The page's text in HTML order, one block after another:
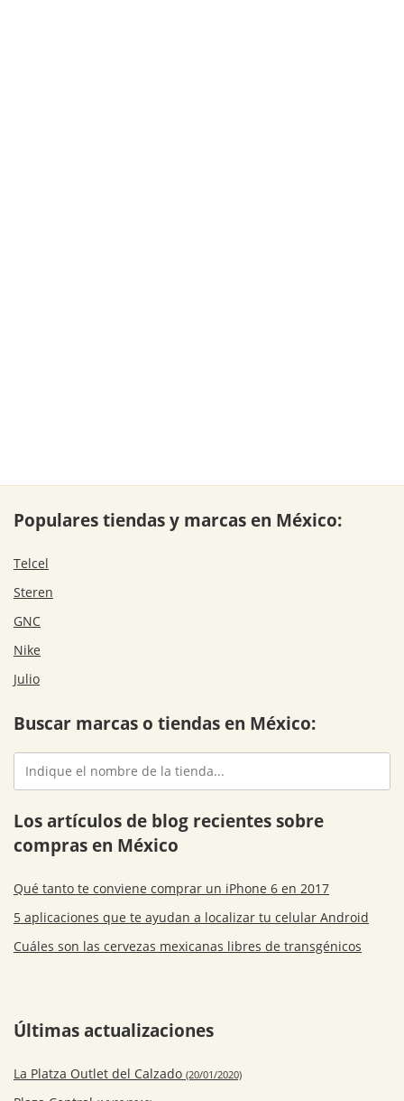
Populares tiendas y marcas en México:
Telcel
Steren
GNC
Nike
Julio
Buscar marcas o tiendas en México:
Los artículos de blog recientes sobre
compras en México
Qué tanto te conviene comprar un iPhone 6 en 2017
5 aplicaciones que te ayudan a localizar tu celular Android
Cuáles son las cervezas mexicanas libres de transgénicos
Últimas actualizaciones
La Platza Outlet del Calzado (20/01/2020)